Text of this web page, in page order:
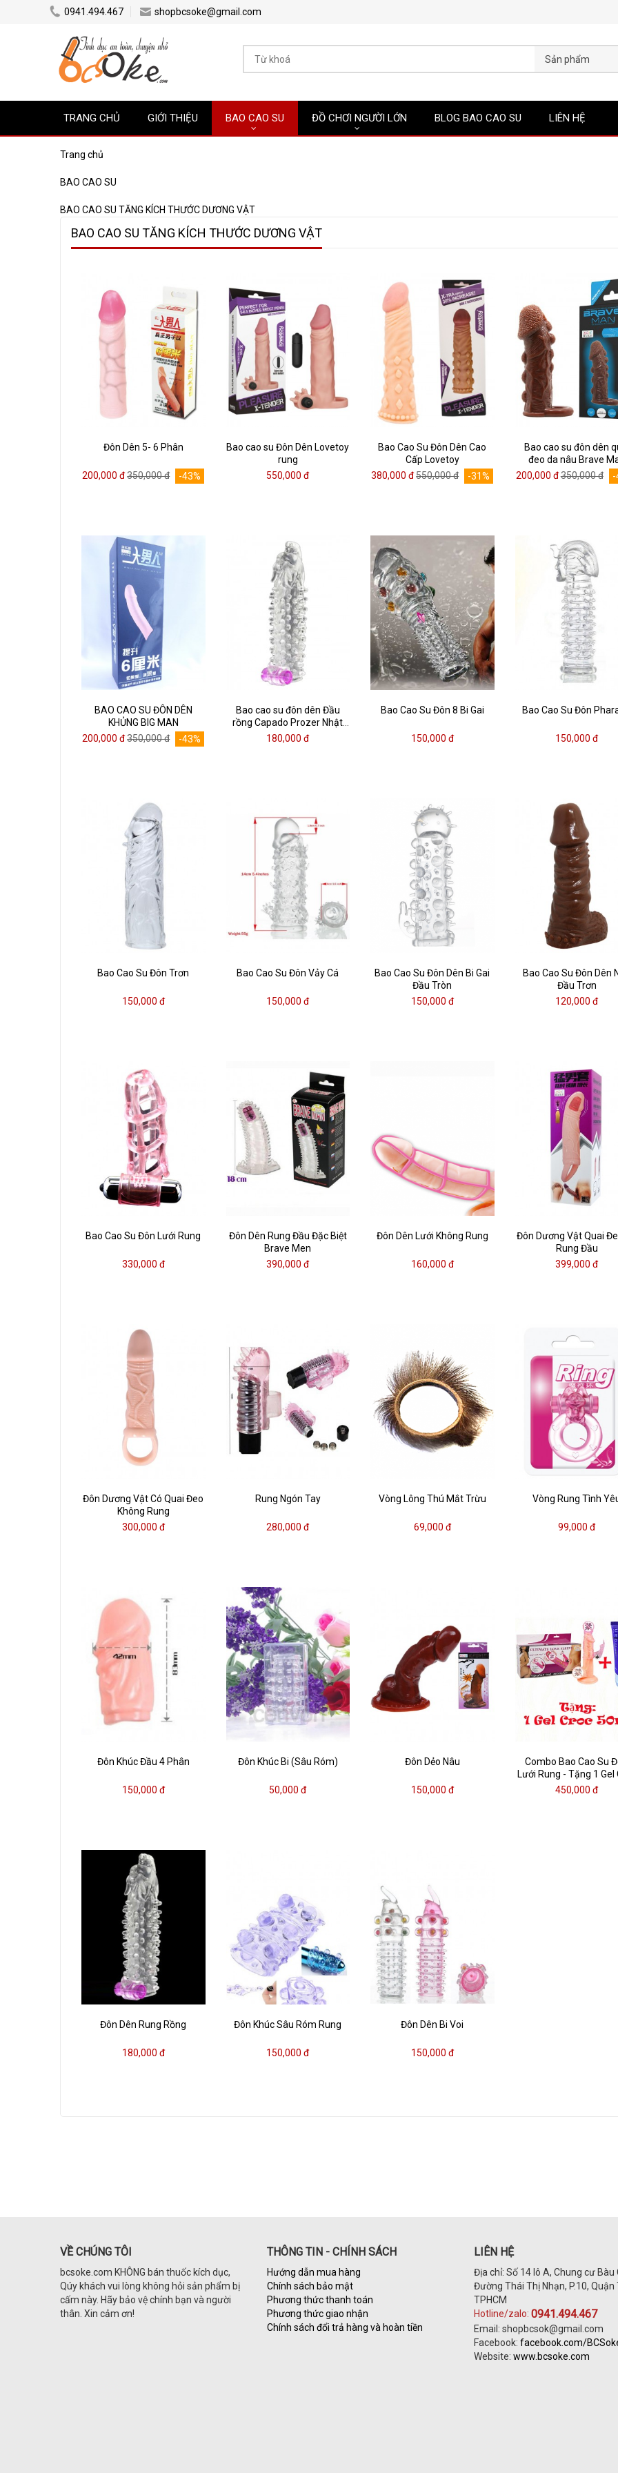
0941.494.467 shopbcsoke@gmail.com
Sản phẩm
TRANG CHỦ GIỚI THIỆU BAO CAO SU ĐỒ CHƠI NGƯỜI LỚN BLOG BAO CAO SU LIÊN HỆ
Trang chủ
BAO CAO SU
BAO CAO SU TĂNG KÍCH THƯỚC DƯƠNG VẬT
BAO CAO SU TĂNG KÍCH THƯỚC DƯƠNG VẬT
Đôn Dên 5- 6 Phân
200,000 đ350,000 đ -43%
Bao cao su Đôn Dên Lovetoy
rung
550,000 đ
Bao Cao Su Đôn Dên Cao
Cấp Lovetoy
380,000 đ550,000 đ -31%
Bao cao su đôn dên
đeo da nâu Brave
200,000 đ350,000 đ -
BAO CAO SU ĐÔN DÊN
KHỦNG BIG MAN
200,000 đ350,000 đ -43%
Bao cao su đôn dên Đầu
rồng Capado Prozer Nhật
Bản có rung và gai
180,000 đ
Bao Cao Su Đôn 8 Bi Gai
150,000 đ
Bao Cao Su Đôn
150,000 đ
Bao Cao Su Đôn Trơn
150,000 đ
Bao Cao Su Đôn Vảy Cá
150,000 đ
Bao Cao Su Đôn Dên Bi Gai
Đầu Tròn
150,000 đ
Bao Cao Su Đôn Dên
Đầu Trơn
120,000 đ
Bao Cao Su Đôn Lưới Rung
330,000 đ
Đôn Dên Rung Đầu Đặc Biệt
Brave Men
390,000 đ
Đôn Dên Lưới Không Rung
160,000 đ
Đôn Dương Vật Quai
Rung Đầu
399,000 đ
Đôn Dương Vật Có Quai Đeo
Không Rung
300,000 đ
Rung Ngón Tay
280,000 đ
Vòng Lông Thú Mắt Trừu
69,000 đ
Vòng Rung Tình
99,000 đ
Đôn Khúc Đầu 4 Phân
150,000 đ
Đôn Khúc Bi (Sâu Róm)
50,000 đ
Đôn Dẻo Nâu
150,000 đ
Combo Bao Cao Su
Lưới Rung - Tặng 1 Gel
50ml
450,000 đ
Đôn Dên Rung Rồng
180,000 đ
Đôn Khúc Sâu Róm Rung
150,000 đ
Đôn Dên Bi Voi
150,000 đ
VỀ CHÚNG TÔI
bcsoke.com KHÔNG bán thuốc kích dục,
Qúy khách vui lòng không hỏi sản phẩm bị
cấm này. Hãy bảo vệ chính bạn và người
thân. Xin cảm ơn!
THÔNG TIN - CHÍNH SÁCH
Hướng dẫn mua hàng
Chính sách bảo mật
Phương thức thanh toán
Phương thức giao nhận
Chính sách đổi trả hàng và hoàn tiền
LIÊN HỆ
Địa chỉ: Số 14 lô A, Chung cư Bàu
Đường Thái Thị Nhạn, P.10, Quận
TPHCM
Hotline/zalo: 0941.494.467
Email: shopbcsok@gmail.com
Facebook: facebook.com/
Website: www.bcsoke.com